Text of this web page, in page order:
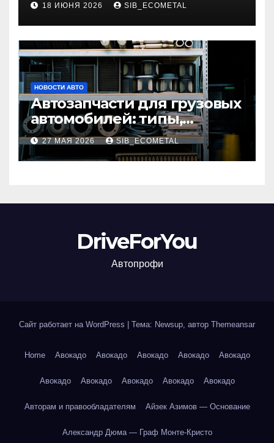
запчастей и типичные
сроки выполнения работ
18 ИЮНЯ 2026 SIB_ECOMETAL
НОВОСТИ АВТО
Автозапчасти для грузовых
автомобилей: типы,
совместимость и критерии
подбора
27 МАЯ 2026 SIB_ECOMETAL
DriveForYou
Автопрофи
Сайт работает на WordPress Тема: Newsup, автор Themeansar
Home Авокадо Авокадо Авокадо Авокадо Авокадо
Авокадо Авокадо Авокадо Авокадо Авокадо
Авторам и правообладателям Айзек Азимов — Основание
Александр Дюма — Граф Монте-Кристо